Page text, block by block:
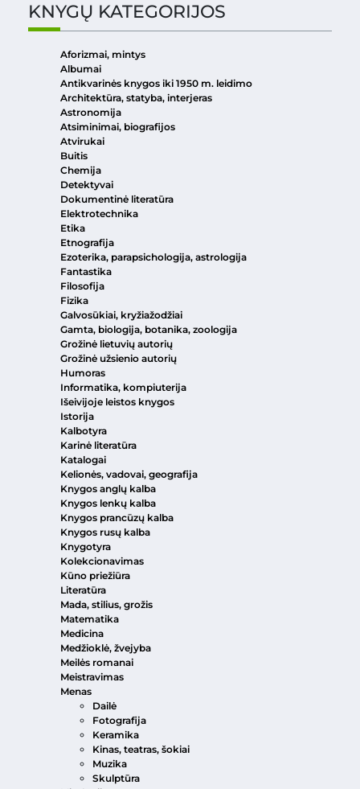
KNYGŲ KATEGORIJOS
Aforizmai, mintys
Albumai
Antikvarinės knygos iki 1950 m. leidimo
Architektūra, statyba, interjeras
Astronomija
Atsiminimai, biografijos
Atvirukai
Buitis
Chemija
Detektyvai
Dokumentinė literatūra
Elektrotechnika
Etika
Etnografija
Ezoterika, parapsichologija, astrologija
Fantastika
Filosofija
Fizika
Galvosūkiai, kryžiažodžiai
Gamta, biologija, botanika, zoologija
Grožinė lietuvių autorių
Grožinė užsienio autorių
Humoras
Informatika, kompiuterija
Išeivijoje leistos knygos
Istorija
Kalbotyra
Karinė literatūra
Katalogai
Kelionės, vadovai, geografija
Knygos anglų kalba
Knygos lenkų kalba
Knygos prancūzų kalba
Knygos rusų kalba
Knygotyra
Kolekcionavimas
Kūno priežiūra
Literatūra
Mada, stilius, grožis
Matematika
Medicina
Medžioklė, žvejyba
Meilės romanai
Meistravimas
Menas
Dailė
Fotografija
Keramika
Kinas, teatras, šokiai
Muzika
Skulptūra